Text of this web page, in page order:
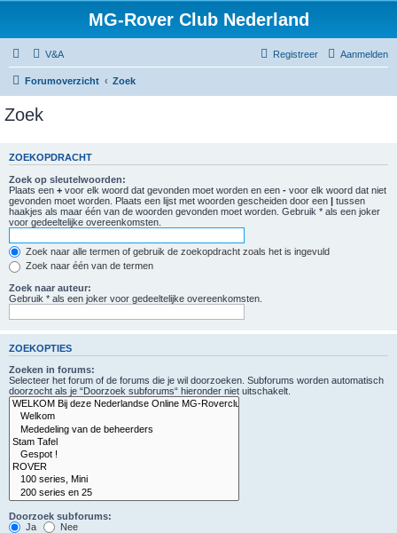
MG-Rover Club Nederland
V&A Aanmelden
Registreer
Forumoverzicht Zoek
Zoek
ZOEKOPDRACHT
Zoek op sleutelwoorden:
Plaats een + voor elk woord dat gevonden moet worden en een - voor elk woord dat niet
gevonden moet worden. Plaats een lijst met woorden gescheiden door een | tussen
haakjes als maar één van de woorden gevonden moet worden. Gebruik * als een joker
voor gedeeltelijke overeenkomsten.
Zoek naar alle termen of gebruik de zoekopdracht zoals het is ingevuld
Zoek naar één van de termen
Zoek naar auteur:
Gebruik * als een joker voor gedeeltelijke overeenkomsten.
ZOEKOPTIES
Zoeken in forums:
Selecteer het forum of de forums die je wil doorzoeken. Subforums worden automatisch
doorzocht als je “Doorzoek subforums“ hieronder niet uitschakelt.
Doorzoek subforums:
Ja
Nee